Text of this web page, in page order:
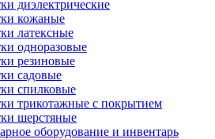
диэлектрические
кожаные
латексные
одноразовые
резиновые
садовые
спилковые
трикотажные с покрытием
шерстяные
оборудование и инвентарь